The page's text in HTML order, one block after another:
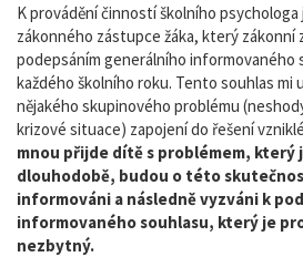
K provádění činností školního
zákonného zástupce žáka, který zákonní
podepsáním generálního informovaného
každého školního roku. Tento souhlas mi
nějakého skupinového problému
krizové situace) zapojení do řešení
mnou přijde dítě s problémem,
dlouhodobě, budou o této
informováni a následně vyzváni k
informovaného souhlasu, který je
nezbytný.